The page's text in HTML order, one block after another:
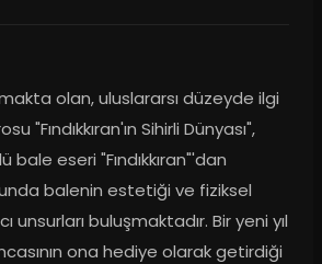
olan, uluslararsı düzeyde ilgi
"Fındıkkıran'ın Sihirli Dünyası",
bale eseri "Fındıkkıran"'dan
balenin estetiği ve fiziksel
unsurları buluşmaktadır. Bir yeni yıl
ona hediye olarak getirdiği